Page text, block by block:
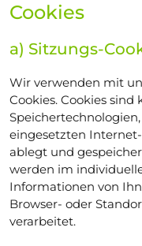
Cookies
a) Sitzungs-
Wir verwenden mit
Cookies. Cookies
eingesetzten
ablegt und
werden im
Informationen von
Browser- oder
verarbeitet.